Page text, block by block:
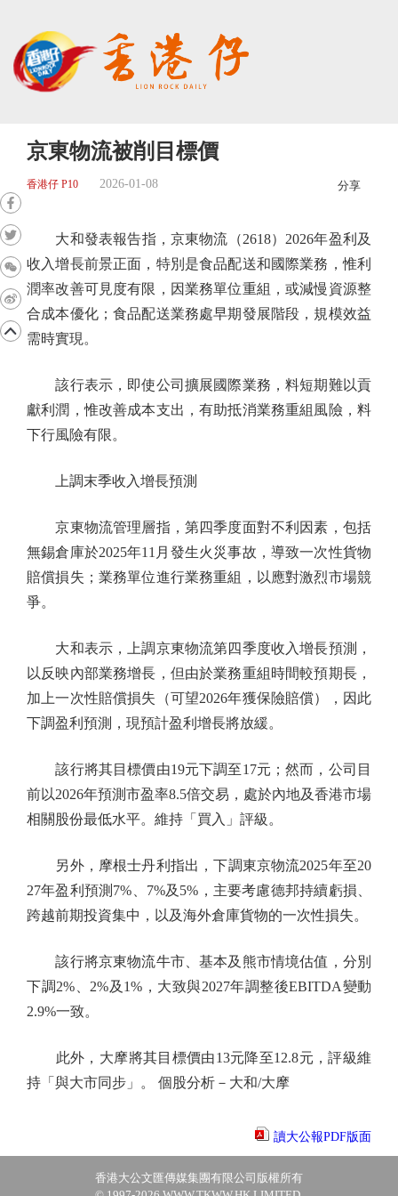
京東物流被削目標價
香港仔 P10 2026-01-08 分享
大和發表報告指，京東物流（2618）2026年盈利及
收入增長前景正面，特別是食品配送和國際業務，惟利
潤率改善可見度有限，因業務單位重組，或減慢資源整
合成本優化；食品配送業務處早期發展階段，規模效益
需時實現。
該行表示，即使公司擴展國際業務，料短期難以貢
獻利潤，惟改善成本支出，有助抵消業務重組風險，料
下行風險有限。
上調末季收入增長預測
京東物流管理層指，第四季度面對不利因素，包括
無錫倉庫於2025年11月發生火災事故，導致一次性貨物
賠償損失；業務單位進行業務重組，以應對激烈市場競
爭。
大和表示，上調京東物流第四季度收入增長預測，
以反映內部業務增長，但由於業務重組時間較預期長，
加上一次性賠償損失（可望2026年獲保險賠償），因此
下調盈利預測，現預計盈利增長將放緩。
該行將其目標價由19元下調至17元；然而，公司目
前以2026年預測市盈率8.5倍交易，處於內地及香港市場
相關股份最低水平。維持「買入」評級。
另外，摩根士丹利指出，下調東京物流2025年至20
27年盈利預測7%、7%及5%，主要考慮德邦持續虧損、
跨越前期投資集中，以及海外倉庫貨物的一次性損失。
該行將京東物流牛市、基本及熊市情境估值，分別
下調2%、2%及1%，大致與2027年調整後EBITDA變動
2.9%一致。
此外，大摩將其目標價由13元降至12.8元，評級維
持「與大市同步」。 個股分析－大和/大摩
讀大公報PDF版面
香港大公文匯傳媒集團有限公司版權所有